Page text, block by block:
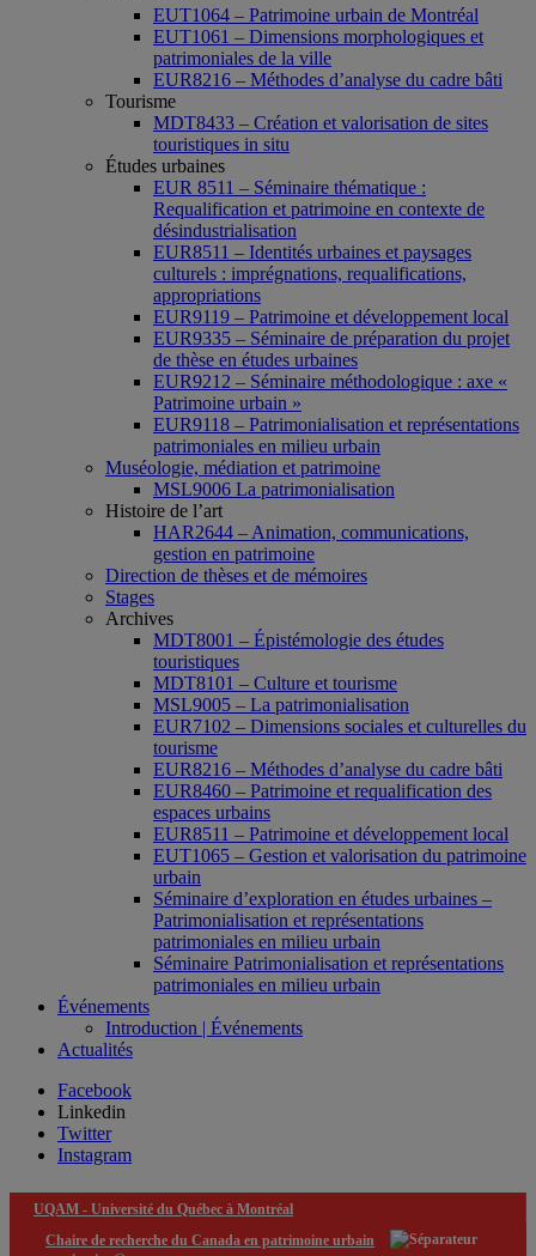
EUT1064 – Patrimoine urbain de Montréal
EUT1061 – Dimensions morphologiques et
patrimoniales de la ville
EUR8216 – Méthodes d’analyse du cadre bâti
Tourisme
MDT8433 – Création et valorisation de sites
touristiques in situ
Études urbaines
EUR 8511 – Séminaire thématique :
Requalification et patrimoine en contexte de
désindustrialisation
EUR8511 – Identités urbaines et paysages
culturels : imprégnations, requalifications,
appropriations
EUR9119 – Patrimoine et développement local
EUR9335 – Séminaire de préparation du projet
de thèse en études urbaines
EUR9212 – Séminaire méthodologique : axe «
Patrimoine urbain »
EUR9118 – Patrimonialisation et représentations
patrimoniales en milieu urbain
Muséologie, médiation et patrimoine
MSL9006 La patrimonialisation
Histoire de l’art
HAR2644 – Animation, communications,
gestion en patrimoine
Direction de thèses et de mémoires
Stages
Archives
MDT8001 – Épistémologie des études
touristiques
MDT8101 – Culture et tourisme
MSL9005 – La patrimonialisation
EUR7102 – Dimensions sociales et culturelles du
tourisme
EUR8216 – Méthodes d’analyse du cadre bâti
EUR8460 – Patrimoine et requalification des
espaces urbains
EUR8511 – Patrimoine et développement local
EUT1065 – Gestion et valorisation du patrimoine
urbain
Séminaire d’exploration en études urbaines –
Patrimonialisation et représentations
patrimoniales en milieu urbain
Séminaire Patrimonialisation et représentations
patrimoniales en milieu urbain
Événements
Introduction | Événements
Actualités
Facebook
Linkedin
Twitter
Instagram
UQAM - Université du Québec à Montréal
Chaire de recherche du Canada en patrimoine urbain